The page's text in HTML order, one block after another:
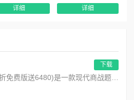
下载
详细 详细